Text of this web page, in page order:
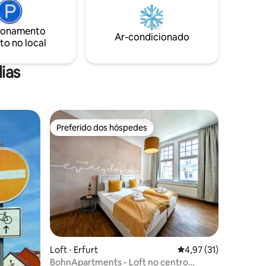
A
do
Serviço de bebidas/ Serviço de limpeza/
Vaga no estacionamento subterrâneo da
propriedade/ Toalhas e roupa de cama
no local
Ar-condicionado
Preferido dos hóspedes
Preferido dos hóspedes
Loft ⋅ Erfurt 4,97 de uma
4,97 (31)
BohnApartments - Loft no centro